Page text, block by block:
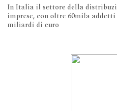
In Italia il settore della
imprese, con oltre 60mila
miliardi di euro